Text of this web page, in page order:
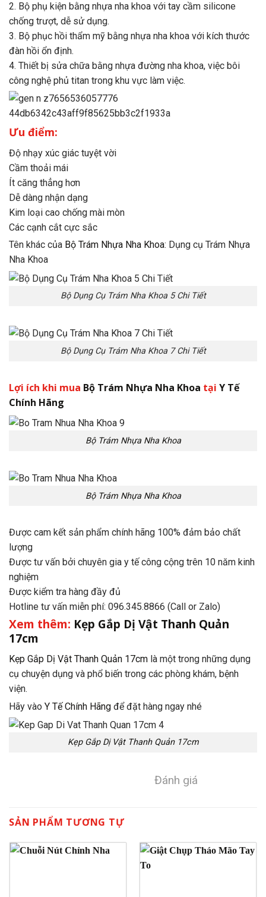
2. Bộ phụ kiện bằng nhựa nha khoa với tay cầm silicone
chống trượt, dễ sử dụng.
3. Bộ phục hồi thẩm mỹ bằng nhựa nha khoa với kích thước
đàn hồi ổn định.
4. Thiết bị sửa chữa bằng nhựa đường nha khoa, việc bôi
công nghệ phủ titan trong khu vực làm việc.
Ưu điểm:
Độ nhạy xúc giác tuyệt vời
Cầm thoải mái
Ít căng thẳng hơn
Dễ dàng nhận dạng
Kim loại cao chống mài mòn
Các cạnh cắt cực sắc
Tên khác của Bộ Trám Nhựa Nha Khoa: Dụng cụ Trám Nhựa
Nha Khoa
Bộ Dụng Cụ Trám Nha Khoa 5 Chi Tiết
Bộ Dụng Cụ Trám Nha Khoa 7 Chi Tiết
Lợi ích khi mua Bộ Trám Nhựa Nha Khoa tại Y Tế
Chính Hãng
Bộ Trám Nhựa Nha Khoa
Bộ Trám Nhựa Nha Khoa
Được cam kết sản phẩm chính hãng 100% đảm bảo chất
lượng
Được tư vấn bởi chuyên gia y tế công cộng trên 10 năm kinh
nghiệm
Được kiểm tra hàng đầy đủ
Hotline tư vấn miễn phí: 096.345.8866 (Call or Zalo)
Xem thêm: Kẹp Gắp Dị Vật Thanh Quản
17cm
Kẹp Gắp Dị Vật Thanh Quản 17cm là một trong những dụng
cụ chuyện dụng và phổ biến trong các phòng khám, bệnh
viện.
Hãy vào Y Tế Chính Hãng để đặt hàng ngay nhé
Kẹp Gắp Dị Vật Thanh Quản 17cm
Đánh giá
SẢN PHẨM TƯƠNG TỰ